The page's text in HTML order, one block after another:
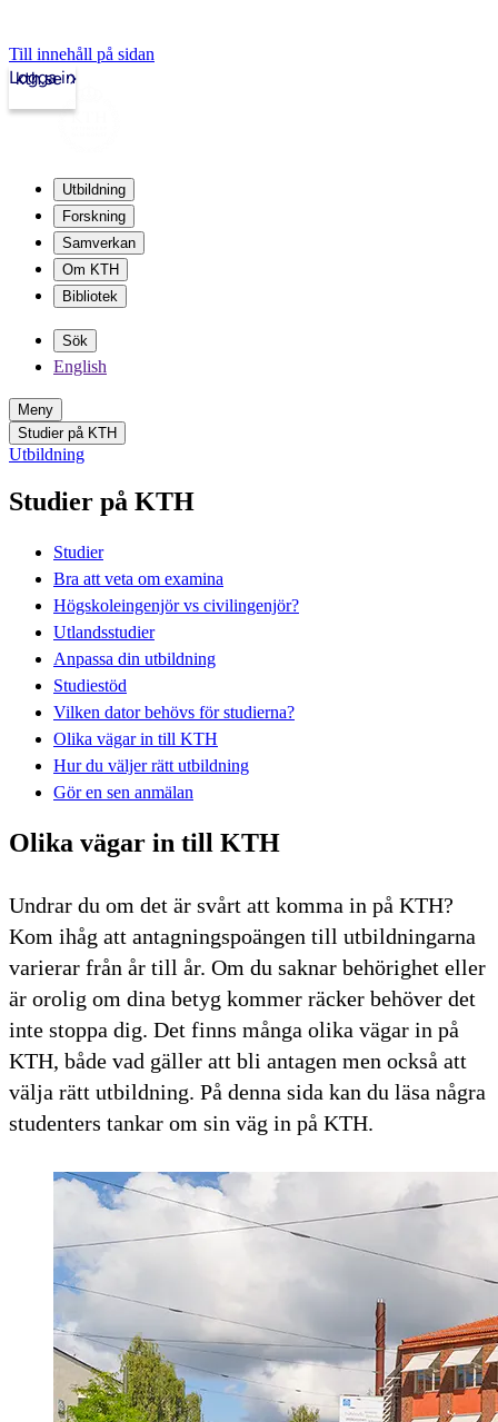
Till innehåll på sidan
kth.se
Logga in
Utbildning
Forskning
Samverkan
Om KTH
Bibliotek
Sök
English
Meny
Studier på KTH
Utbildning
Studier på KTH
Studier
Bra att veta om examina
Högskoleingenjör vs civilingenjör?
Utlandsstudier
Anpassa din utbildning
Studiestöd
Vilken dator behövs för studierna?
Olika vägar in till KTH
Hur du väljer rätt utbildning
Gör en sen anmälan
Olika vägar in till KTH
Undrar du om det är svårt att komma in på KTH?
Kom ihåg att antagningspoängen till utbildningarna
varierar från år till år. Om du saknar behörighet eller
är orolig om dina betyg kommer räcker behöver det
inte stoppa dig. Det finns många olika vägar in på
KTH, både vad gäller att bli antagen men också att
välja rätt utbildning. På denna sida kan du läsa några
studenters tankar om sin väg in på KTH.